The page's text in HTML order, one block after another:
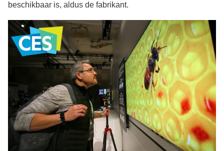
beschikbaar is, aldus de fabrikant.